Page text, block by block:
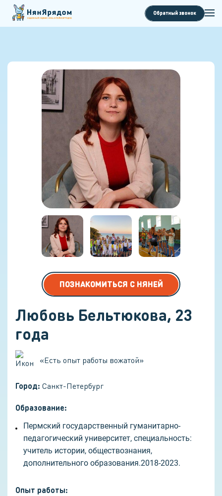
Обратный звонок
ПОЗНАКОМИТЬСЯ С НЯНЕЙ
Любовь Бельтюкова, 23
года
«Есть опыт работы вожатой»
Город: Санкт-Петербург
Образование:
Пермский государственный гуманитарно-
педагогический университет, специальность:
учитель истории, обществознания,
дополнительного образования.2018-2023.
Опыт работы: